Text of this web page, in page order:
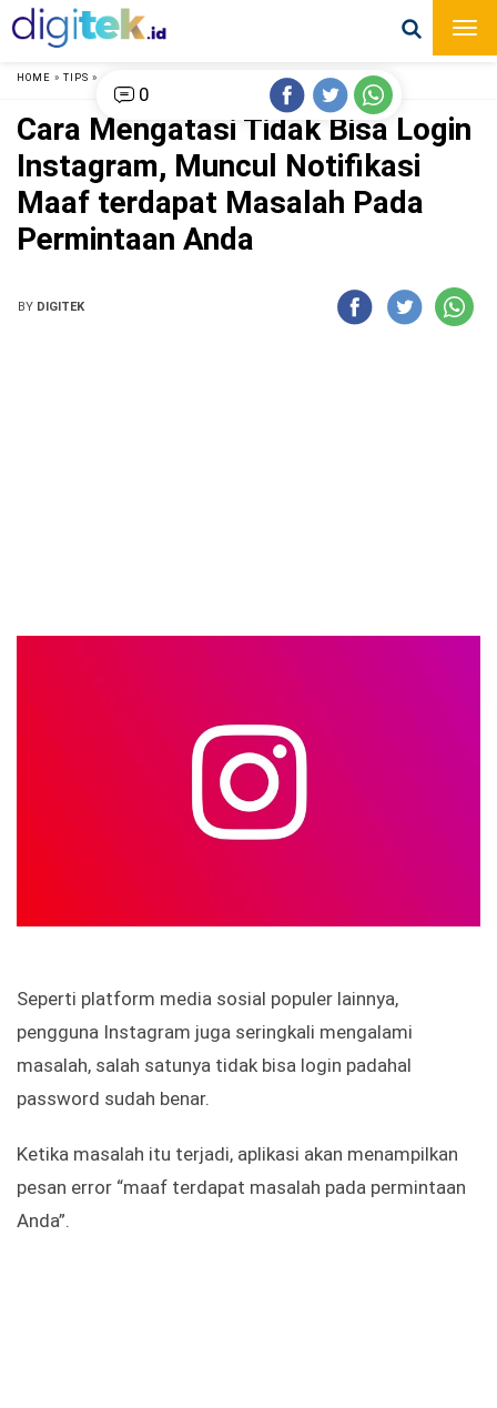
HOME » TIPS »
Cara Mengatasi Tidak Bisa Login
Instagram, Muncul Notifikasi
Maaf terdapat Masalah Pada
Permintaan Anda
BY DIGITEK
Seperti platform media sosial populer lainnya,
pengguna Instagram juga seringkali mengalami
masalah, salah satunya tidak bisa login padahal
password sudah benar.
Ketika masalah itu terjadi, aplikasi akan menampilkan
pesan error “maaf terdapat masalah pada permintaan
Anda”.
0